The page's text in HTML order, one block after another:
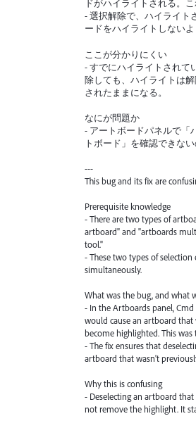
ドがハイライトされる。こ
- 選択解除で、ハイライト
ードをハイライトしないよ
ここが分かりにくい
- すでにハイライトされて
除しても、ハイライトは
されたままになる。
なにが問題か
- アートボードパネルで「
トボード」を確認できない
---
This bug and its fix are
Prerequisite knowledge
- There are two types of
artboard" and "artboards
tool."
- These two types of selection
simultaneously.
What was the bug, and what
- In the Artboards panel,
would cause an artboard
become highlighted. This was
- The fix ensures that
artboard that wasn't
Why this is confusing
- Deselecting an artboard
not remove the highlight. It